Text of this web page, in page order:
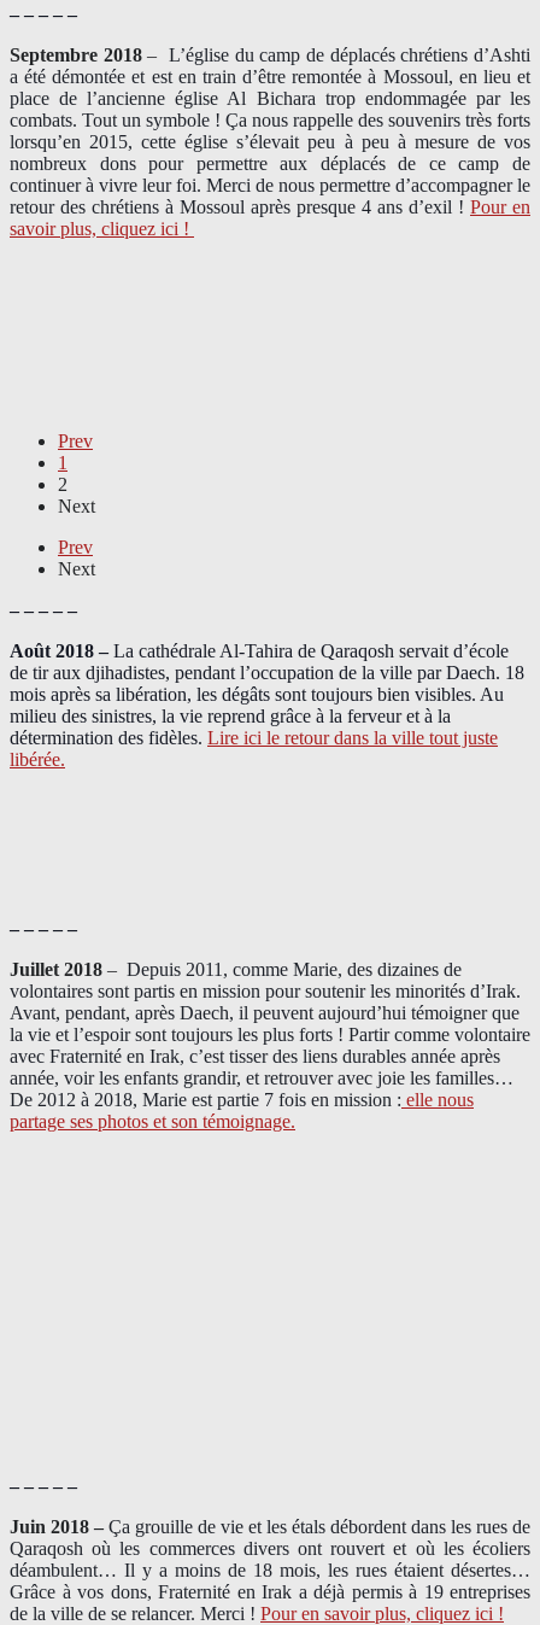
– – – – –
Septembre 2018– L’église du camp de déplacés chrétiens d’Ashti
a été démontée et est en train d’être remontée à Mossoul, en lieu et
place de l’ancienne église Al Bichara trop endommagée par les
combats. Tout un symbole ! Ça nous rappelle des souvenirs très forts
lorsqu’en 2015, cette église s’élevait peu à peu à mesure de vos
nombreux dons pour permettre aux déplacés de ce camp de
continuer à vivre leur foi. Merci de nous permettre d’accompagner le
retour des chrétiens à Mossoul après presque 4 ans d’exil ! Pour en
savoir plus, cliquez ici !
Prev
1
2
Next
Prev
Next
– – – – –
Août 2018–La cathédrale Al-Tahira de Qaraqosh servait d’école
de tir aux djihadistes, pendant l’occupation de la ville par Daech. 18
mois après sa libération, les dégâts sont toujours bien visibles. Au
milieu des sinistres, la vie reprend grâce à la ferveur et à la
détermination des fidèles. Lire ici le retour dans la ville tout juste
libérée.
– – – – –
Juillet 2018 – Depuis 2011, comme Marie, des dizaines de
volontaires sont partis en mission pour soutenir les minorités d’Irak.
Avant, pendant, après Daech, il peuvent aujourd’hui témoigner que
la vie et l’espoir sont toujours les plus forts ! Partir comme volontaire
avec Fraternité en Irak, c’est tisser des liens durables année après
année, voir les enfants grandir, et retrouver avec joie les familles…
De 2012 à 2018, Marie est partie 7 fois en mission : elle nous
partage ses photos et son témoignage.
– – – – –
Juin 2018 – Ça grouille de vie et les étals débordent dans les rues de
Qaraqosh où les commerces divers ont rouvert et où les écoliers
déambulent… Il y a moins de 18 mois, les rues étaient désertes…
Grâce à vos dons, Fraternité en Irak a déjà permis à 19 entreprises
de la ville de se relancer. Merci ! Pour en savoir plus, cliquez ici !